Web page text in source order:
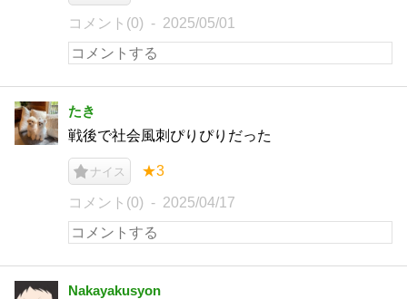
コメント(0) 2025/05/01
たき
戦後で社会風刺ぴりぴりだった
ナイス ★3
コメント(0) 2025/04/17
Nakayakusyon